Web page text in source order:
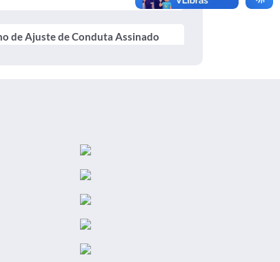
de Ajuste de Conduta Assinado
31 Julho 2023Tamanho: 9,95 MB
/ 31 Julho 2023
31 Julho 2023